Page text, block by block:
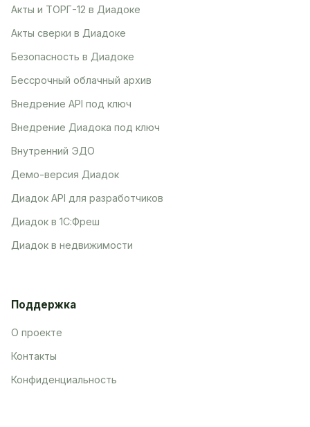
Акты и ТОРГ-12 в Диадоке
Акты сверки в Диадоке
Безопасность в Диадоке
Бессрочный облачный архив
Внедрение API под ключ
Внедрение Диадока под ключ
Внутренний ЭДО
Демо-версия Диадок
Диадок API для разработчиков
Диадок в 1С:Фреш
Диадок в недвижимости
Поддержка
О проекте
Контакты
Конфиденциальность